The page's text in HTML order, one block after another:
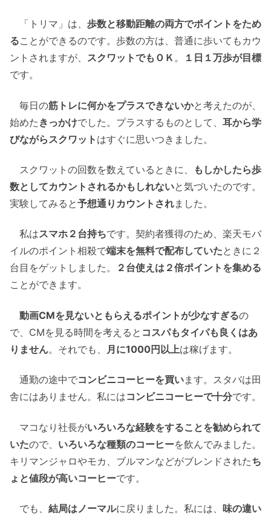
「トリマ」は、 歩数と移動距離の両方でポイントをため
ることができるのです。歩数の方は、普通に歩いてもカウ
ントされますが、 スクワットでもＯＫ 。
１日１万歩が目標
です。
毎日の筋トレに何かをプラスできないかと考えたのが、
始めた きっかけでした。プラスするものとして、 耳から学
びながらスクワット はすぐに思いつきました。
スクワットの回数を数えているときに、
もしかしたら歩
数としてカウントされるかもしれないと気づいたのです。
実験してみると予想通りカウントされました。
私はスマホ２台持ちです。契約者獲得のため、楽天モバ
イルのポイント相殺で端末を無料で配布していたときに２
台目をゲットしました。
２台使えは２倍ポイントを集める
ことができます。
動画CMを見ないともらえるポイントが少なすぎるの
で、CMを見る時間を考えると コスパもタイパも良くはあ
りません。それでも、 月に1000円以上は稼げます。
通勤の途中でコンビニコーヒーを買います。スタバは田
舎にはありません。私にはコンビニコーヒーで十分です。
マコなり社長がいろいろな経験をすることを勧められて
いたので、 いろいろな種類のコーヒーを飲んでみました。
キリマンジャロやモカ、ブルマンなどがブレンドされたち
ょと値段が高いコーヒーです。
でも、 結局はノーマルに戻りました。私には、 味の違い